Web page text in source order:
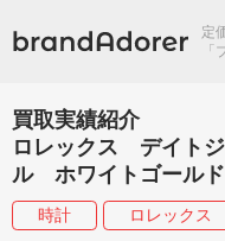
定
「
買取実績紹介
ロレックス デイト
ル ホワイトゴール
時計 ロレックス